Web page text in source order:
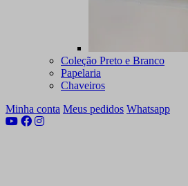
Coleção Preto e Branco
Papelaria
Chaveiros
Minha conta Meus pedidos Whatsapp